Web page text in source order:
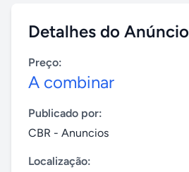
Detalhes do Anúncio
Preço:
A combinar
Publicado por:
CBR - Anuncios
Localização: